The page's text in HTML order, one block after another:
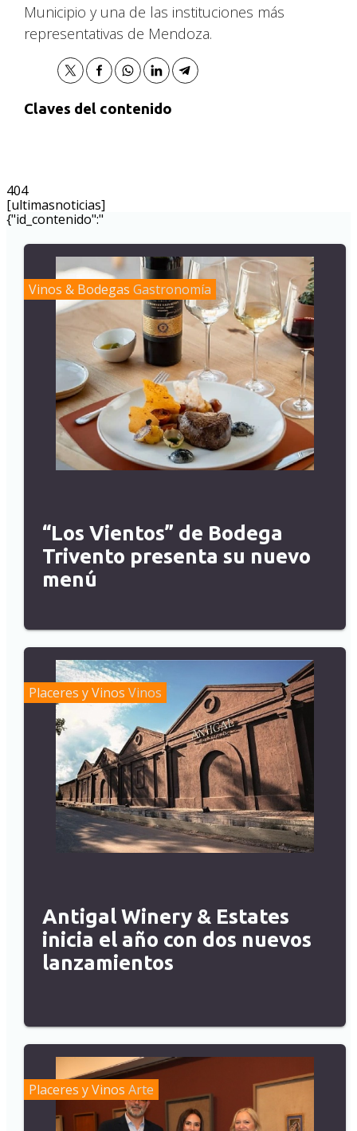
404
[ultimasnoticias]
Municipio y una de las instituciones más
representativas de Mendoza.
Claves del contenido
{"id_contenido":"
Vinos & Bodegas Gastronomía
“Los Vientos” de Bodega
Trivento presenta su nuevo
menú
Placeres y Vinos Vinos
Antigal Winery & Estates
inicia el año con dos nuevos
lanzamientos
Placeres y Vinos Arte